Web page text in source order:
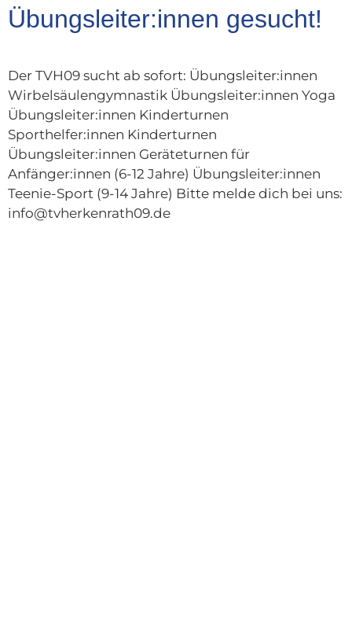
Übungsleiter:innen gesucht!
Der TVH09 sucht ab sofort: Übungsleiter:innen
Wirbelsäulengymnastik Übungsleiter:innen Yoga
Übungsleiter:innen Kinderturnen
Sporthelfer:innen Kinderturnen
Übungsleiter:innen Geräteturnen für
Anfänger:innen (6-12 Jahre) Übungsleiter:innen
Teenie-Sport (9-14 Jahre) Bitte melde dich bei uns:
info@tvherkenrath09.de